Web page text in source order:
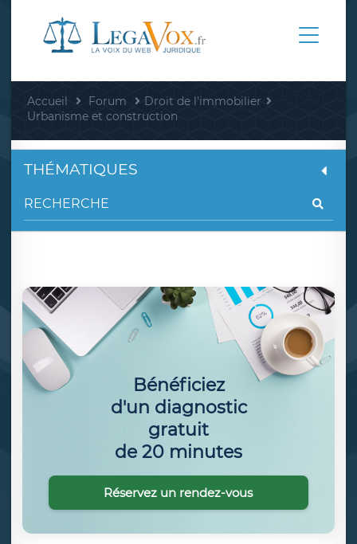
Accueil Forum
Droit de l'immobilier
Urbanisme et construction
THÉMATIQUES
Bénéficiez
d'un diagnostic
gratuit
de 20 minutes
Réservez un rendez-vous